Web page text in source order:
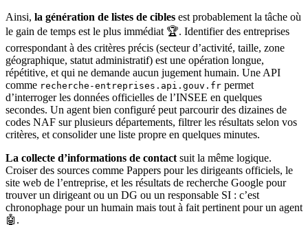
Ainsi, la génération de listes de cibles est probablement la tâche où
le gain de temps est le plus immédiat 🏆. Identifier des entreprises
correspondant à des critères précis (secteur d’activité, taille, zone
géographique, statut administratif) est une opération longue,
répétitive, et qui ne demande aucun jugement humain. Une API
comme recherche-entreprises.api.gouv.fr permet
d’interroger les données officielles de l’INSEE en quelques
secondes. Un agent bien configuré peut parcourir des dizaines de
codes NAF sur plusieurs départements, filtrer les résultats selon vos
critères, et consolider une liste propre en quelques minutes.
La collecte d’informations de contact suit la même logique.
Croiser des sources comme Pappers pour les dirigeants officiels, le
site web de l’entreprise, et les résultats de recherche Google pour
trouver un dirigeant ou un DG ou un responsable SI : c’est
chronophage pour un humain mais tout à fait pertinent pour un agent
🤖.